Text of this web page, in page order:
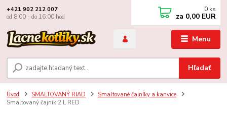
Menu
Hľadať
+421 902 212 007
od 8:00 - do 16:00 hod
0 ks
za 0,00 EUR
Úvod SMALTOVANÝ RIAD
Smaltované čajníky a kanvice
Smaltovaný čajník 2 L RED